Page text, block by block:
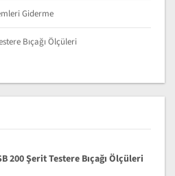
Giderme
Bıçağı Ölçüleri
200 Şerit Testere Bıçağı Ölçüleri